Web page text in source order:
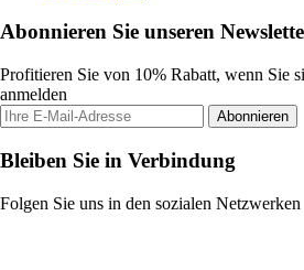
Abonnieren Sie unseren
Profitieren Sie von 10% Rabatt, wenn Sie
anmelden
Abonnieren
Bleiben Sie in Verbindung
Folgen Sie uns in den sozialen Netzwerken